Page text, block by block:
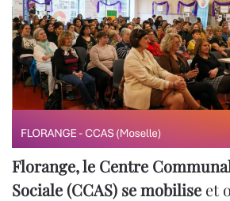
Florange, le Centre
Sociale (CCAS) se mobilise et